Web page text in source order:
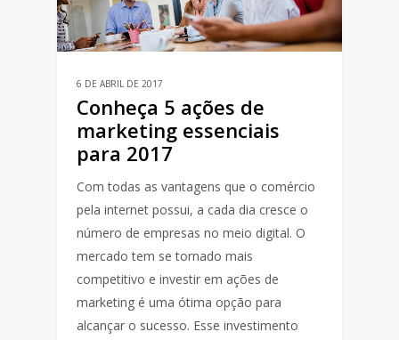
6 DE ABRIL DE 2017
Conheça 5 ações de
marketing essenciais
para 2017
Com todas as vantagens que o comércio
pela internet possui, a cada dia cresce o
número de empresas no meio digital. O
mercado tem se tornado mais
competitivo e investir em ações de
marketing é uma ótima opção para
alcançar o sucesso. Esse investimento